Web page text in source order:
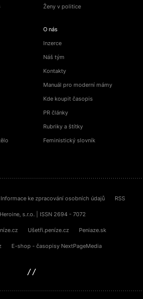
Ženy v politice
O nás
Inzerce
Náš tým
Kontakty
Manuál pro moderní mámy
Kde koupit časopis
PR články
Rubriky a štítky
Feministický slovník
Informace ke zpracování osobních údajů RSS
s.r.o. | ISSN 2694 - 7072
Ušetři.peníze.cz Peniaze.sk
E-shop - časopisy NextPageMedia